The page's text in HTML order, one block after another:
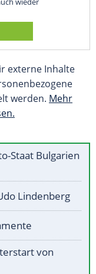
externe Inhalte
werden. Mehr
Staat Bulgarien
Lindenberg
von